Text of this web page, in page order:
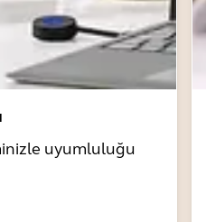
uyumluluğu